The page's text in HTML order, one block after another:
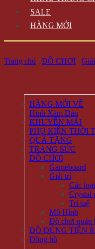
SALE
HÀNG MỚI
Trang chủ / ĐỒ CHƠI /
HÀNG MỚI VỀ
Hình Xăm Dán
KHUYẾN MÃI
PHỤ KIỆN THỜI
QUÀ TẶNG
TRANG SỨC
ĐỒ CHƠI
Gameboard
Giải trí
Các
Crystal
Trí tuệ
Mô Hình
Đồ chơi quán
ĐỒ DÙNG TIỆN
Đồng hồ